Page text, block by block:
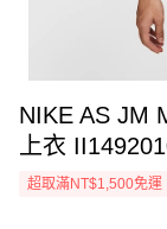
NIKE AS JM
上衣
超取滿NT$1,500免運